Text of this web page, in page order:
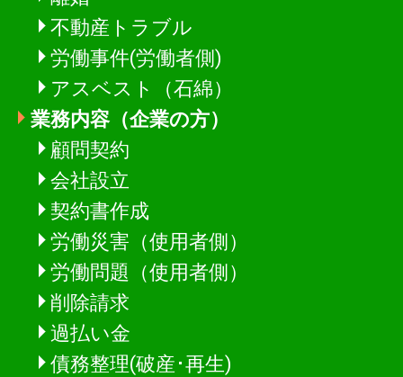
不動産トラブル
労働事件(労働者側)
アスベスト（石綿）
業務内容（企業の方）
顧問契約
会社設立
契約書作成
労働災害（使用者側）
労働問題（使用者側）
削除請求
過払い金
債務整理(破産･再生)